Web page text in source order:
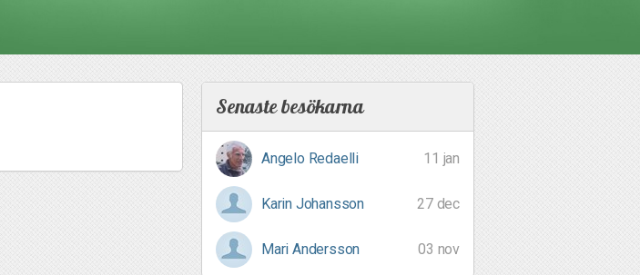
Senaste besökarna
Angelo Redaelli 11 jan
Karin Johansson 27 dec
Mari Andersson 03 nov